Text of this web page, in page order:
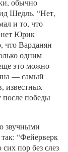
обычно
Шедль. “Нет,
и то, что
Юрик
что Варданян
одним
это можно
— самый
известных
после победы
звучными
“Фейерверк
пор без слез